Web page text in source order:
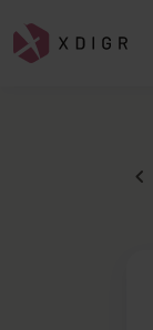
keyboard_arrow_left